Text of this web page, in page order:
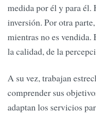
medida por él y para él.
inversión. Por otra
mientras no es
la calidad, de la
A su vez, trabajan
comprender sus
adaptan los servicios